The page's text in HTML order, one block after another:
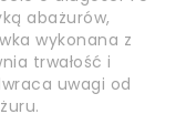
abażurów,
wykonana z
trwałość i
uwagi od